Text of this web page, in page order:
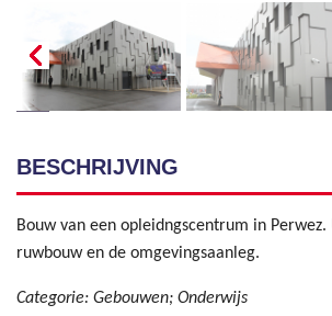
BESCHRIJVING
Bouw van een opleidngscentrum in
ruwbouw en de omgevingsaanleg.
Categorie: Gebouwen; Onderwijs